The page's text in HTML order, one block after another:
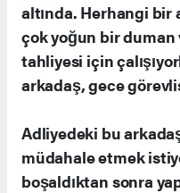
altında. Herhangi bir
çok yoğun bir duman
tahliyesi için
arkadaş, gece
Adliyedeki bu
müdahale etmek
boşaldıktan sonra